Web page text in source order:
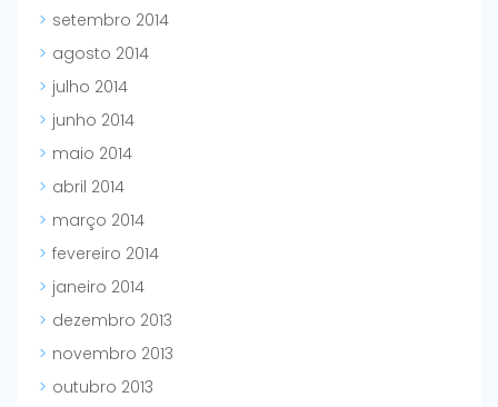
setembro 2014
agosto 2014
julho 2014
junho 2014
maio 2014
abril 2014
março 2014
fevereiro 2014
janeiro 2014
dezembro 2013
novembro 2013
outubro 2013